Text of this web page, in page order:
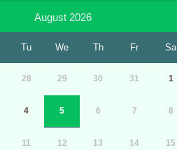
August 2026
Tu We Th Fr Sa
28 29 30 31 1
4 5 6 7 8
11 12 13 14 15